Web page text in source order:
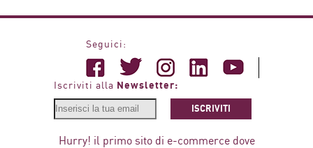
Seguici:
Iscriviti alla Newsletter:
ISCRIVITI
Hurry! il primo sito di e-commerce dove